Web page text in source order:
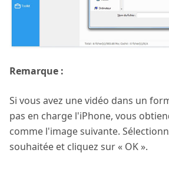
Remarque :
Si vous avez une vidéo dans un
pas en charge l'iPhone, vous
comme l'image suivante.
souhaitée et cliquez sur « OK ».